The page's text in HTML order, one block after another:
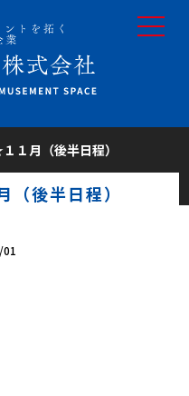
toggle
１月（後半日程）
後半日程）
01